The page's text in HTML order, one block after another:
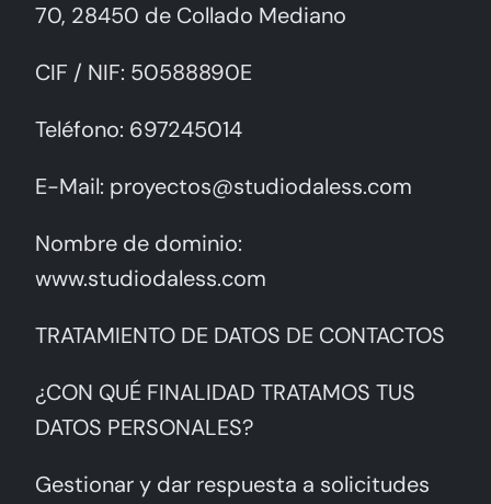
70, 28450 de Collado Mediano
CIF / NIF: 50588890E
Teléfono: 697245014
E-Mail: proyectos@studiodaless.com
Nombre de dominio:
www.studiodaless.com
TRATAMIENTO DE DATOS DE CONTACTOS
¿CON QUÉ FINALIDAD TRATAMOS TUS
DATOS PERSONALES?
Gestionar y dar respuesta a solicitudes